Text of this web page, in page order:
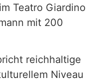
Teatro Giardino
mit 200
reichhaltige
Niveau